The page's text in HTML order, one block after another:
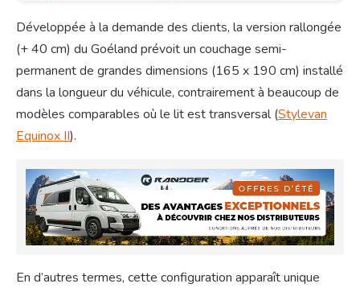
Développée à la demande des clients, la version rallongée
(+ 40 cm) du Goéland prévoit un couchage semi-
permanent de grandes dimensions (165 x 190 cm) installé
dans la longueur du véhicule, contrairement à beaucoup de
modèles comparables où le lit est transversal (Stylevan
Equinox II).
En d’autres termes, cette configuration apparaît unique